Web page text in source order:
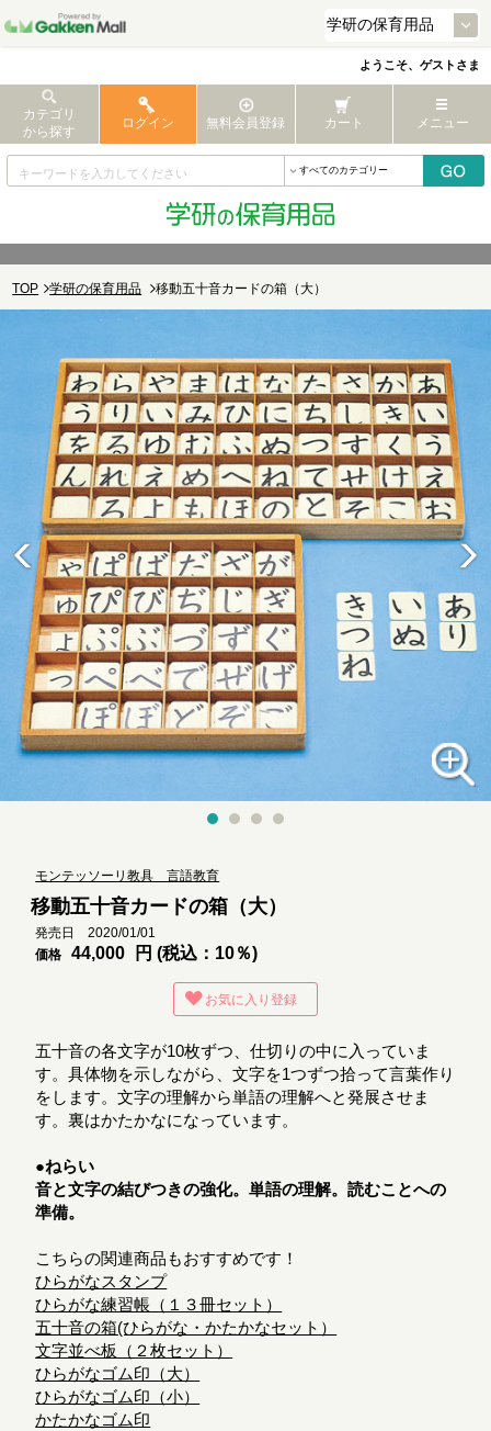
ようこそ、ゲストさま
カテゴリ
から探す
ログイン 無料会員登録 カート メニュー
TOP 学研の保育用品 移動五十音カードの箱（大）
モンテッソーリ教具 言語教育
移動五十音カードの箱（大）
発売日 2020/01/01
価格
44,000 円 (税込：10％)
お気に入り登録
五十音の各文字が10枚ずつ、仕切りの中に入っていま
す。具体物を示しながら、文字を1つずつ拾って言葉作り
をします。文字の理解から単語の理解へと発展させま
す。裏はかたかなになっています。
●ねらい
音と文字の結びつきの強化。単語の理解。読むことへの
準備。
こちらの関連商品もおすすめです！
ひらがなスタンプ
ひらがな練習帳（１３冊セット）
五十音の箱(ひらがな・かたかなセット）
文字並べ板（２枚セット）
ひらがなゴム印（大）
ひらがなゴム印（小）
かたかなゴム印